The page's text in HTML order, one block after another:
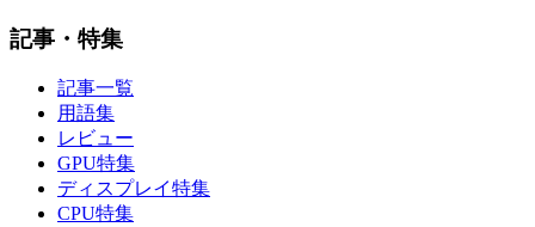
記事・特集
記事一覧
用語集
レビュー
GPU特集
ディスプレイ特集
CPU特集